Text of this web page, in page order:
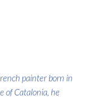
painter born in
of Catalonia, he